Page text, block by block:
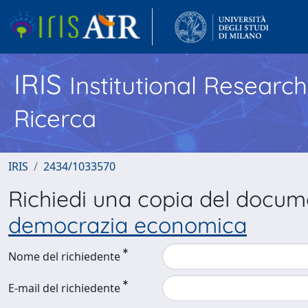
IRISInstitutional
Ricerca
IRIS 2434/1033570
Richiedi una copia del
democrazia economica
Nome del richiedente
E-mail del richiedente